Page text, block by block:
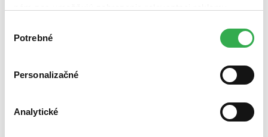
nám pomohlo, keby sme mohli používať všetky tieto
súhlasu
Potrebné
Personalizačné
Analytické
vypredaných kníh
Zúžiť výber
Bestsellery